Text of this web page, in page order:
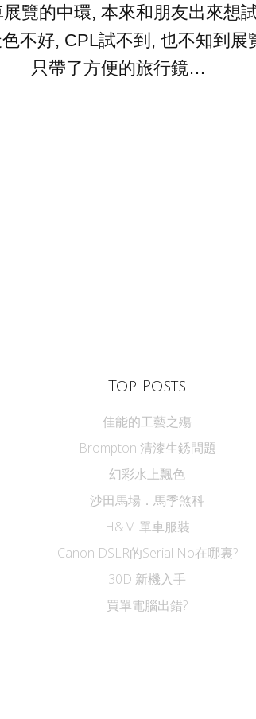
覽的中環, 本來和朋友出來想
不好, CPL試不到, 也不知到展
只帶了方便的旅行鏡…
Top Posts
佳能的工藝之殤
Brompton 清漆生銹問題
幻彩水上飄色
沙田馬場．馬季煞科
H&M 單車服裝
Canon DSLR的Serial No在哪裏?
30D 新機入手
買單電腦出錯?